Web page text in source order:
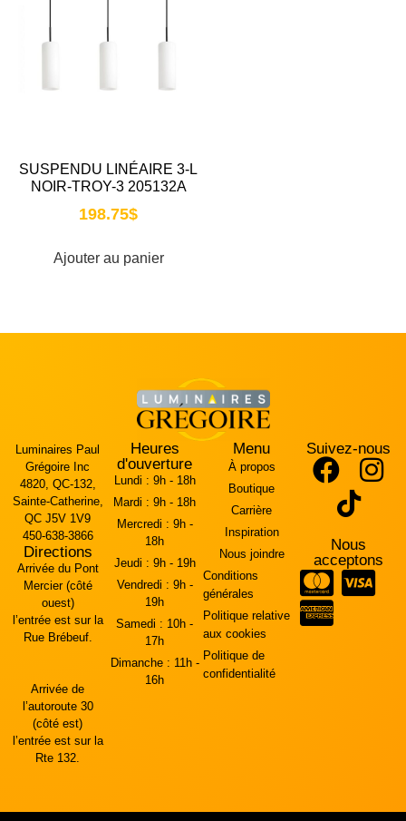
SUSPENDU LINÉAIRE 3-L
NOIR-TROY-3 205132A
198.75$
Ajouter au panier
Luminaires Paul
Grégoire Inc
4820, QC-132,
Sainte-Catherine,
QC J5V 1V9
450-638-3866
Directions
Arrivée du Pont
Mercier (côté
ouest)
l’entrée est sur la
Rue Brébeuf.
Arrivée de
l’autoroute 30
(côté est)
l’entrée est sur la
Rte 132.
Heures
d'ouverture
Lundi : 9h - 18h
Mardi : 9h - 18h
Mercredi : 9h -
18h
Jeudi : 9h - 19h
Vendredi : 9h -
19h
Samedi : 10h -
17h
Dimanche : 11h -
16h
Menu
À propos
Boutique
Carrière
Inspiration
Nous joindre
Conditions
générales
Politique relative
aux cookies
Politique de
confidentialité
Suivez-nous
Nous
acceptons